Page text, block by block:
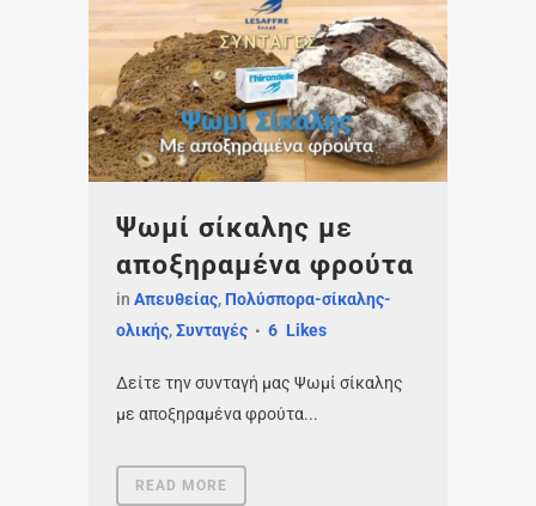
Ψωμί σίκαλης με
αποξηραμένα φρούτα
in Απευθείας, Πολύσπορα-σίκαλης-
ολικής,Συνταγές 6 Likes
Δείτε την συνταγή μας Ψωμί σίκαλης
με αποξηραμένα φρούτα...
READ MORE